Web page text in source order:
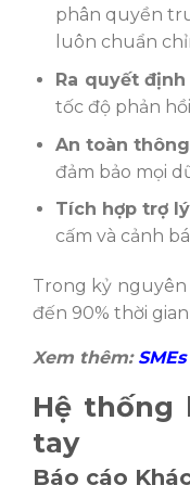
phân quyền
luôn chuẩn
Ra quyết
tốc độ phản
An toàn
đảm bảo mọi
Tích hợp trợ
cấm và cảnh
Trong kỷ nguyên
đến 90% thời
Xem thêm:
Hệ thống
tay
Báo cáo